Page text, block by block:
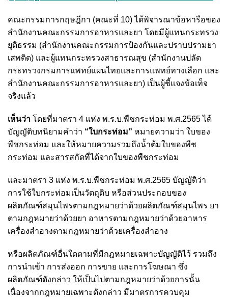
คณะกรรมการกฤษฎีกา (คณะที่ 10) ได้พิจารณาข้อหารือของ
สำนักงานคณะกรรมการอาหารและยา โดยมีผู้แทนกระทรวง
ยุติธรรม (สำนักงานคณะกรรมการป้องกันและปราบปรามยา
เสพติด) และผู้แทนกระทรวงสาธารณสุข (สำนักงานปลัด
กระทรวงกรมการแพทย์แผนไทยและการแพทย์ทางเลือก และ
สำนักงานคณะกรรมการอาหารและยา) เป็นผู้ชี้แจงข้อเท็จ
จริงแล้ว
เห็นว่า โดยที่มาตรา 4 แห่ง พ.ร.บ.พืชกระท่อม พ.ศ.2565 ได้
บัญญัติบทนิยามคำว่า “ใบกระท่อม” หมายความว่า ใบของ
พืชกระท่อม และให้หมายความรวมถึงน้ำต้มใบของพืช
กระท่อม และสารสกัดที่ได้จากใบของพืชกระท่อม
และมาตรา 3 แห่ง พ.ร.บ.พืชกระท่อม พ.ศ.2565 บัญญัติว่า
การใช้ใบกระท่อมเป็นวัตถุดิบ หรือส่วนประกอบของ
ผลิตภัณฑ์สมุนไพรตามกฎหมายว่าด้วยผลิตภัณฑ์สมุนไพร ยา
ตามกฎหมายว่าด้วยยา อาหารตามกฎหมายว่าด้วยอาหาร
เครื่องสำอางตามกฎหมายว่าด้วยเครื่องสำอาง
หรือผลิตภัณฑ์อื่นใดตามที่มีกฎหมายเฉพาะบัญญัติไว้ รวมถึง
การนำเข้า การส่งออก การขาย และการโฆษณา ซึ่ง
ผลิตภัณฑ์ดังกล่าว ให้เป็นไปตามกฎหมายว่าด้วยการนั้น
เนื่องจากกฎหมายเฉพาะดังกล่าว มีมาตรการควบคุม